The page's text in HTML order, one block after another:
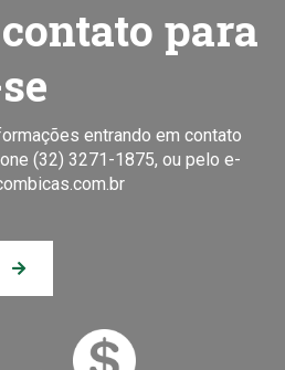
para
entrando em contato
(32) 3271-1875, ou pelo e-